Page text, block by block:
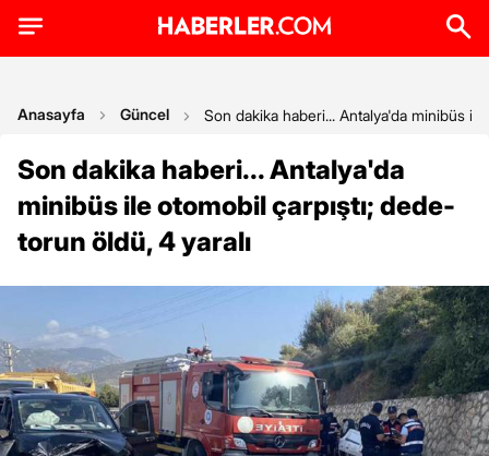
Anasayfa Güncel Son dakika haberi... Antalya'da minibüs
Son dakika haberi... Antalya'da
minibüs ile otomobil çarpıştı; dede-
torun öldü, 4 yaralı